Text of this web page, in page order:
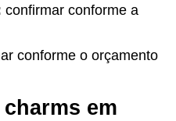
confirmar conforme a
conforme o orçamento
em